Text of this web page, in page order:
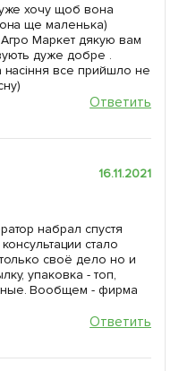
хочу щоб вона
ще маленька)
Маркет дякую вам
дуже добре .
насіння все прийшло не
Ответить
16.11.2021
набрал спустя
стало
своё дело но и
упаковка - топ,
Вообщем - фирма
Ответить